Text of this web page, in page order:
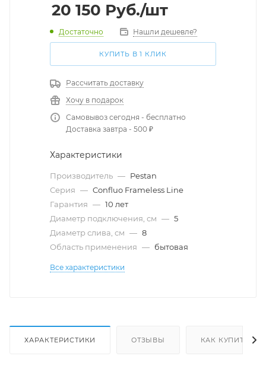
20 150 Руб./шт
Достаточно Нашли дешевле?
КУПИТЬ В 1 КЛИК
Рассчитать доставку
Хочу в подарок
Самовывоз сегодня - бесплатно
Доставка завтра - 500 ₽
Характеристики
Производитель — Pestan
Серия — Confluo Frameless Line
Гарантия — 10 лет
Диаметр подключения, см — 5
Диаметр слива, см — 8
Область применения — бытовая
Все характеристики
ХАРАКТЕРИСТИКИ ОТЗЫВЫ КАК КУПИТЬ